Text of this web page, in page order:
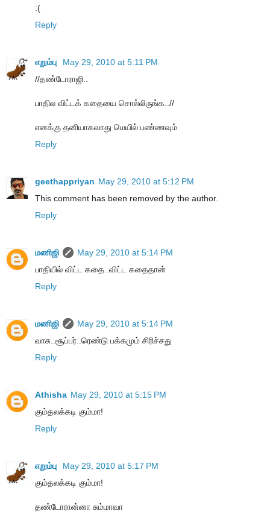
:(
Reply
எறும்பு
May 29, 2010 at 5:11 PM
//தண்டோராஜி..
பாதில விட்டக் கதையை சொல்லிருங்க..//
எனக்கு தனியாகவாது மெயில் பண்ணவும்
Reply
geethappriyan May 29, 2010 at 5:12 PM
This comment has been removed by the author.
Reply
மணிஜி
May 29, 2010 at 5:14 PM
பாதியில் விட்ட கதை..விட்ட கதைதான்
Reply
மணிஜி
May 29, 2010 at 5:14 PM
வாசு..சூப்பர்..ரெண்டு பக்கமும் சிரிச்சது
Reply
Athisha May 29, 2010 at 5:15 PM
கும்தலக்கடி கும்மா!
Reply
எறும்பு
May 29, 2010 at 5:17 PM
கும்தலக்கடி கும்மா!
தண்டோரான்னா சும்மாவா